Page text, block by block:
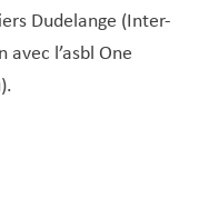
Dudelange (Inter-
l’asbl One
).